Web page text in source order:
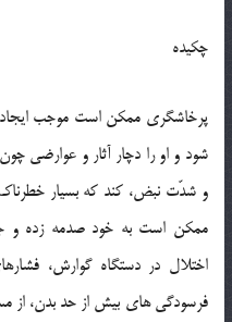
چکیده
پرخاشگری ممکن است موجب
شود و او را دچار آثار و عوارضی
و شدّت نبض، کند که بسیار
ممکن است به خود صدمه زده و
اختلال در دستگاه گوارش،
فرسودگی های بیش از حد بدن، از